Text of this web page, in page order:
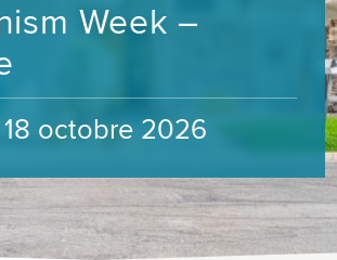
Week –
18 octobre 2026